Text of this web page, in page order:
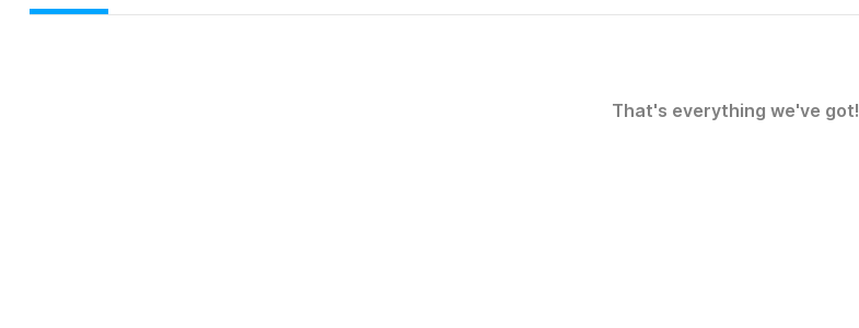
That's everything we've got!